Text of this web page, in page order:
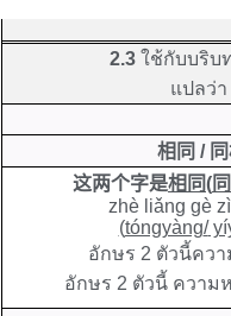
2.3 ใช้กับบริบ
แปลว่า
相同 /
这两个字是相同(
zhè liǎng gè zì
(tóngyàng/
อักษร 2 ตัวนี้คว
อักษร 2 ตัวนี้ ความ